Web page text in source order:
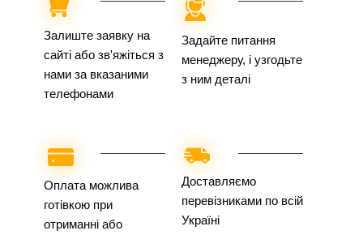
Залиште заявку на
сайті або зв'яжіться з
нами за вказаними
телефонами
Задайте питання
менеджеру, і узгодьте
з ним деталі
Оплата можлива
готівкою при
отриманні або
Доставляємо
перевізниками по всій
Україні